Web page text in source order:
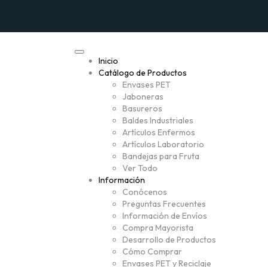
Inicio
Catálogo de Productos
Envases PET
Jaboneras
Basureros
Baldes Industriales
Artículos Enfermos
Artículos Laboratorio
Bandejas para Fruta
Ver Todo
Información
Conócenos
Preguntas Frecuentes
Información de Envíos
Compra Mayorista
Desarrollo de Productos
Cómo Comprar
Envases PET y Reciclaje